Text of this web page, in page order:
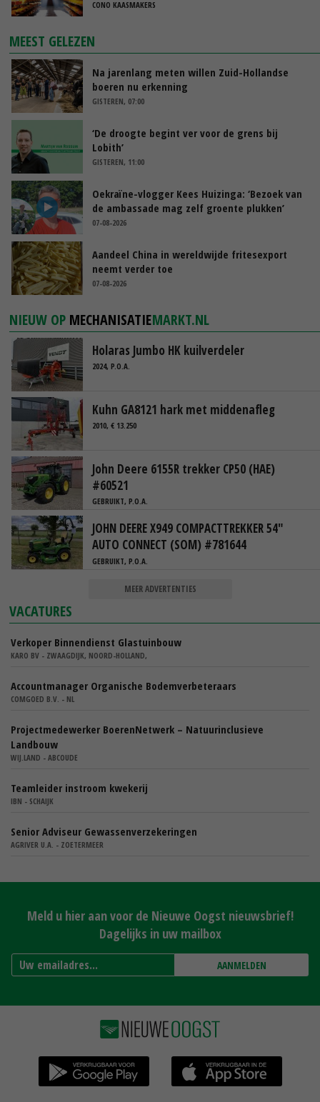
CONO KAASMAKERS
MEEST GELEZEN
Na jarenlang meten willen Zuid-Hollandse
boeren nu erkenning
GISTEREN, 07:00
‘De droogte begint ver voor de grens bij
Lobith’
GISTEREN, 11:00
Oekraïne-vlogger Kees Huizinga: ‘Bezoek van
de ambassade mag zelf groente plukken’
07-08-2026
Aandeel China in wereldwijde fritesexport
neemt verder toe
07-08-2026
NIEUW OP MECHANISATIEMARKT.NL
Holaras Jumbo HK kuilverdeler
2024, P.O.A.
Kuhn GA8121 hark met middenafleg
2010, € 13.250
John Deere 6155R trekker CP50 (HAE)
#60521
GEBRUIKT, P.O.A.
JOHN DEERE X949 COMPACTTREKKER 54"
AUTO CONNECT (SOM) #781644
GEBRUIKT, P.O.A.
MEER ADVERTENTIES
VACATURES
Verkoper Binnendienst Glastuinbouw
KARO BV - ZWAAGDIJK, NOORD-HOLLAND,
Accountmanager Organische Bodemverbeteraars
COMGOED B.V. - NL
Projectmedewerker BoerenNetwerk – Natuurinclusieve
Landbouw
WIJ.LAND - ABCOUDE
Teamleider instroom kwekerij
IBN - SCHAIJK
Senior Adviseur Gewassenverzekeringen
AGRIVER U.A. - ZOETERMEER
Meld u hier aan voor de Nieuwe Oogst nieuwsbrief!
Dagelijks in uw mailbox
AANMELDEN